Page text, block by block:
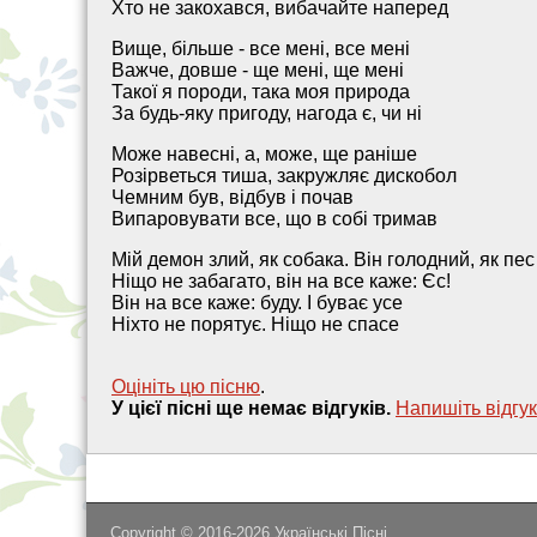
Хто не закохався, вибачайте наперед
Вище, більше - все мені, все мені
Важче, довше - ще мені, ще мені
Такої я породи, така моя природа
За будь-яку пригоду, нагода є, чи ні
Може навесні, а, може, ще раніше
Розірветься тиша, закружляє дискобол
Чемним був, відбув і почав
Випаровувати все, що в собі тримав
Мій демон злий, як собака. Він голодний, як пес
Ніщо не забагато, він на все каже: Єс!
Він на все каже: буду. І буває усе
Ніхто не порятує. Ніщо не спасе
Оцініть цю пісню.
У цієї пісні ще немає відгуків. Напишiть вiдгук
Copyright © 2016-2026 Українські Пісні